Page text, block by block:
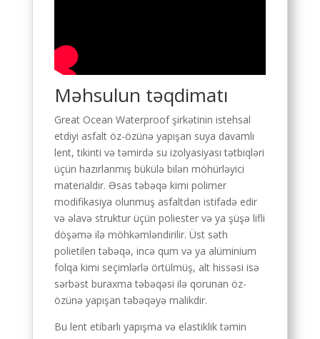
Məhsulun təqdimatı
Great Ocean Waterproof şirkətinin istehsal
etdiyi asfalt öz-özünə yapışan suya davamlı
lent, tikinti və təmirdə su izolyasiyası tətbiqləri
üçün hazırlanmış bükülə bilən möhürləyici
materialdır. Əsas təbəqə kimi polimer
modifikasiya olunmuş asfaltdan istifadə edir
və əlavə struktur üçün poliester və ya şüşə lifli
döşəmə ilə möhkəmləndirilir. Üst səth
polietilen təbəqə, incə qum və ya alüminium
folqa kimi seçimlərlə örtülmüş, alt hissəsi isə
sərbəst buraxma təbəqəsi ilə qorunan öz-
özünə yapışan təbəqəyə malikdir.
Bu lent etibarlı yapışma və elastiklik təmin